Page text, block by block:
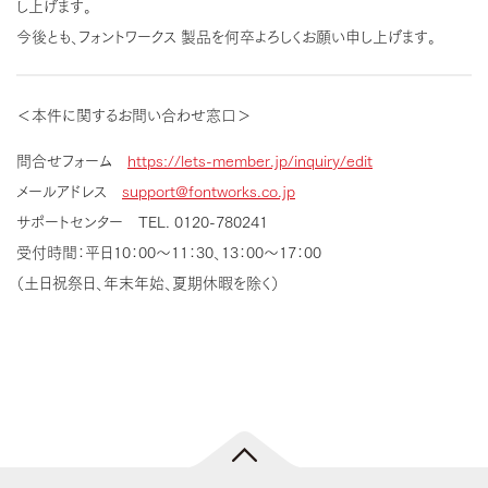
し上げます。
今後とも、フォントワークス 製品を何卒よろしくお願い申し上げます。
＜本件に関するお問い合わせ窓口＞
問合せフォーム https://lets-member.jp/inquiry/edit
メールアドレス support@fontworks.co.jp
サポートセンター TEL. 0120-780241
受付時間：平日10：00〜11：30、13：00〜17：00
（土日祝祭日、年末年始、夏期休暇を除く）